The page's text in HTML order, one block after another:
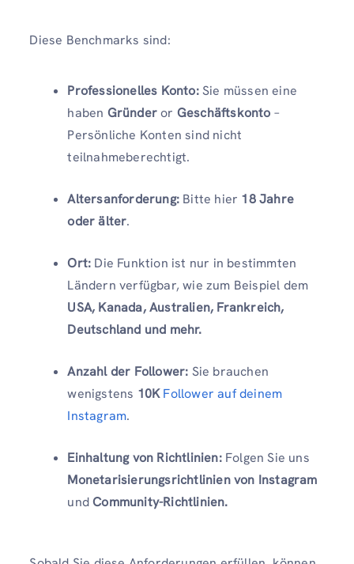
Diese Benchmarks sind:
Professionelles Konto:Sie müssen eine
haben Gründeror Geschäftskonto –
Persönliche Konten sind nicht
teilnahmeberechtigt.
Altersanforderung: Bitte hier 18 Jahre
oder älter.
Ort: Die Funktion ist nur in bestimmten
Ländern verfügbar, wie zum Beispiel dem
USA, Kanada, Australien, Frankreich,
Deutschland und mehr.
Anzahl der Follower: Sie brauchen
wenigstens 10K Follower auf deinem
Instagram.
Einhaltung von Richtlinien:Folgen Sie uns
Monetarisierungsrichtlinien von Instagram
undCommunity-Richtlinien.